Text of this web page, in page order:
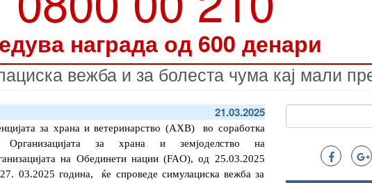
награда од 600 денари
вежба и за болеста чума кај мали
21.03.2025
за храна и ветеринарство (АХВ)  во соработка
за храна и земјоделство на
на Обединети нации (FAO), од 25.03.2025
03.2025 година,  ќе спроведе симулациска вежба за
Search
Пребарување